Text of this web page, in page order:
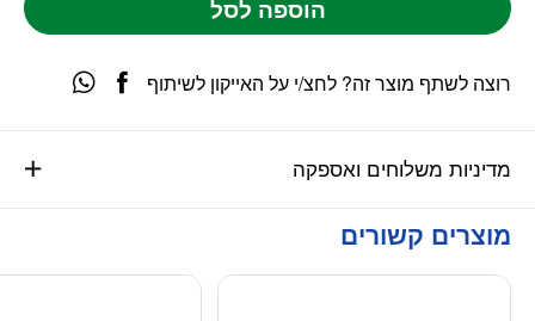
הוספה לסל
מדיניות משלוחים ואספקה
רוצה לשתף מוצר זה? לחצ/י על האייקון לשיתוף
מוצרים קשורים